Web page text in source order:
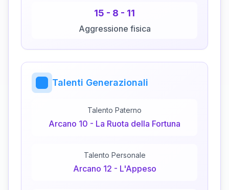
15 - 8 - 11
Aggressione fisica
Talenti Generazionali
Talento Paterno
Arcano 10 - La Ruota della Fortuna
Talento Personale
Arcano 12 - L'Appeso